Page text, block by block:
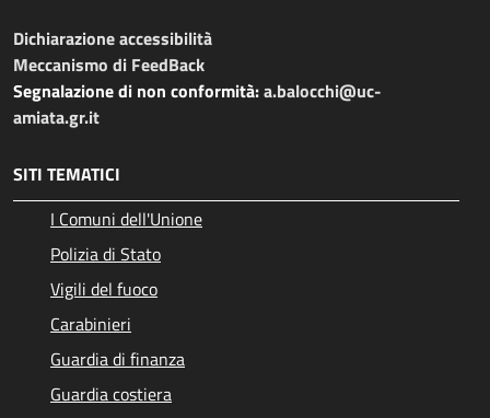
Dichiarazione accessibilità
Meccanismo di FeedBack
Segnalazione di non conformità:a.balocchi@uc-
amiata.gr.it
SITI TEMATICI
I Comuni dell'Unione
Polizia di Stato
Vigili del fuoco
Carabinieri
Guardia di finanza
Guardia costiera